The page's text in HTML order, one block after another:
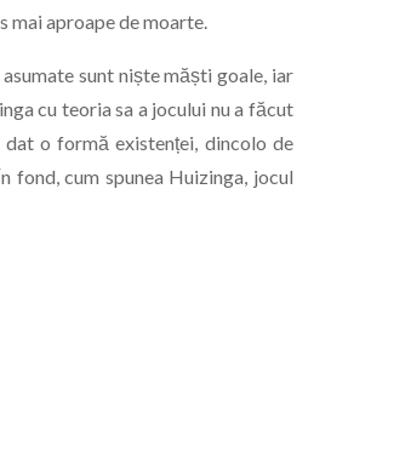
mai aproape de moarte.
sunt niște măști goale, iar
cu teoria sa a jocului nu a făcut
o formă existenței, dincolo de
fond, cum spunea Huizinga, jocul